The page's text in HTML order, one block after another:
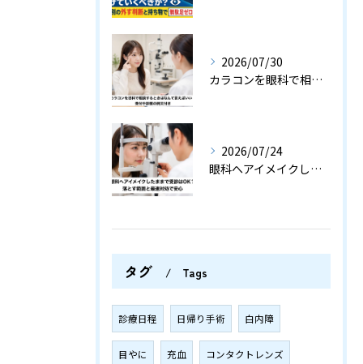
2026/07/30
カラコンを眼科で相談するときはなんて言えばいい？受付や診察の例文付き
2026/07/24
眼科へアイメイクしたままで受診はOK？落とす範囲と最速対処で安心
タグ Tags
診療日程 日帰り手術 白内障
目やに 充血 コンタクトレンズ